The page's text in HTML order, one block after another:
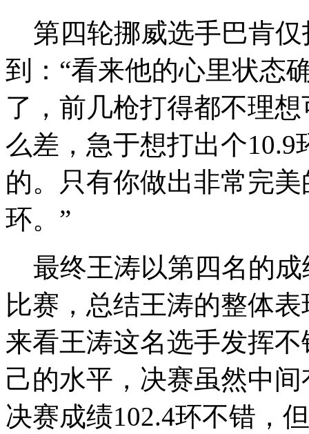
第四轮挪威选手巴肯仅
到：“看来他的心里状态
了，前几枪打得都不理
么差，急于想打出个10.9
的。只有你做出非常完
环。”
最终王涛以第四名的成
比赛，总结王涛的整体
来看王涛这名选手发挥
己的水平，决赛虽然中
决赛成绩102.4环不错，